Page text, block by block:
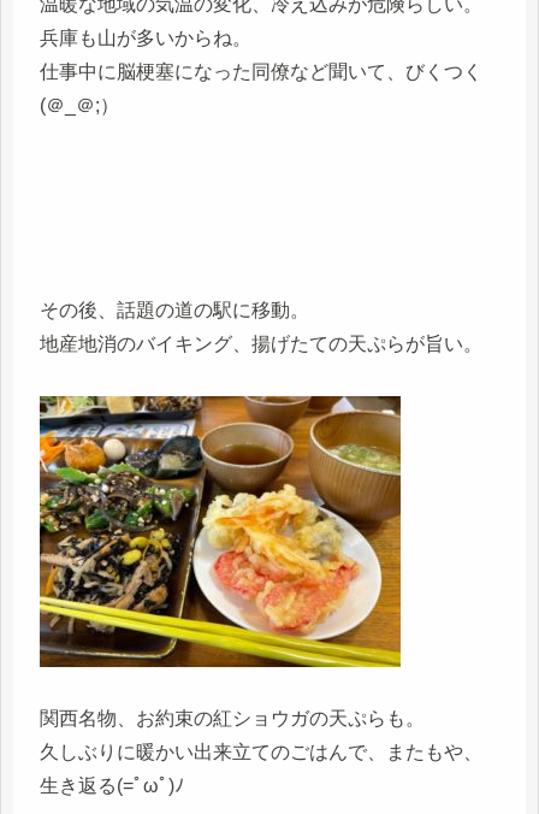
兵庫も山が多いからね。
仕事中に脳梗塞になった同僚など聞いて、びくつく
(＠_＠;）
その後、話題の道の駅に移動。
地産地消のバイキング、揚げたての天ぷらが旨い。
関西名物、お約束の紅ショウガの天ぷらも。
久しぶりに暖かい出来立てのごはんで、またもや、
生き返る(=ﾟωﾟ)ﾉ